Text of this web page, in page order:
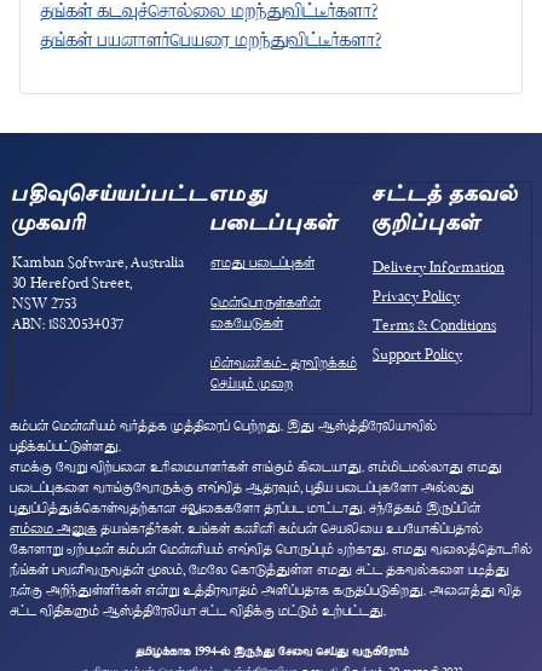
தங்கள் கடவுச்சொல்லை மறந்துவிட்டீர்களா?
தங்கள் பயனாளர்பெயரை மறந்துவிட்டீர்களா?
பதிவுசெய்யப்பட்ட
முகவரி
Kamban Software, Australia
30 Hereford Street,
NSW 2753
ABN: 18820534037
எமது
படைப்புகள்
எமது படைப்புகள்
மென்பொருள்களின்
கையேடுகள்
மின்வணிகம்- தரவிறக்கம்
செய்யும் முறை
சட்டத் தகவல்
குறிப்புகள்
Delivery Information
Privacy Policy
Terms & Conditions
Support Policy
கம்பன் மென்னியம் வர்த்தக முத்திரைப் பெற்றது. இது ஆஸ்த்திரேலியாவில்
பதிக்கப்பட்டுள்ளது.
எமக்கு வேறு விற்பனை உரிமையாளர்கள் எங்கும் கிடையாது. எம்மிடமல்லாது எமது
படைப்புகளை வாங்குவோருக்கு எவ்வித ஆதரவும், புதிய படைப்புகளோ அல்லது
புதுப்பித்துக்கொள்வதற்கான சலுகைகளோ தரப்பட மாட்டாது. சந்தேகம் இருப்பின்
எம்மை அனுக தயங்காதீர்கள். உங்கள் கணினி கம்பன் செயலியை உபயோகிப்பதால்
கோளாறு ஏற்படின் கம்பன் மென்னியம் எவ்வித பொருப்பும் ஏற்காது. எமது வலைத்தொடரில்
நீங்கள் பவனிவருவதன் மூலம், மேலே கொடுத்துள்ள எமது சட்ட தகவல்களை படித்து
நன்கு அறிந்துள்ளீர்கள் என்று உத்திரவாதம் அளிப்பதாக கருதப்படுகிறது. அனைத்து வித
சட்ட விதிகளும் ஆஸ்த்திரேலியா சட்ட விதிக்கு மட்டும் உற்பட்டது.
தமிழுக்காக 1994-ல் இருந்து சேவை செய்து வருகிறோம்